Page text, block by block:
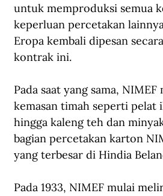
untuk memproduksi semua
keperluan percetakan
Eropa kembali dipesan
kontrak ini.
Pada saat yang sama,
kemasan timah seperti pelat
hingga kaleng teh dan
bagian percetakan karton
yang terbesar di Hindia
Pada 1933, NIMEF mulai